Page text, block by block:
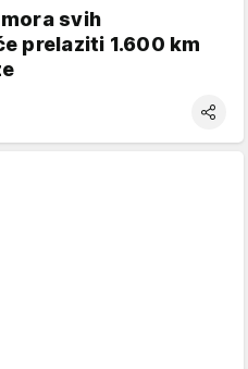
svih
prelaziti 1.600 km